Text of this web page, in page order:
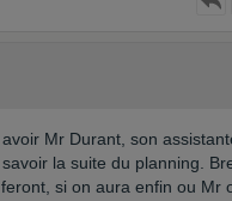
Mr Durant, son
la suite du planning.
si on aura enfin ou Mr